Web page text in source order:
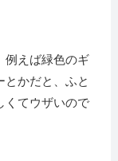
例えば緑色のギ
とかだと、ふと
くてウザいので